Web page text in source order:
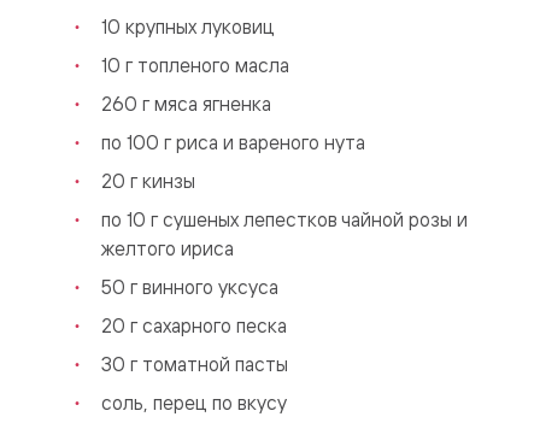
10 крупных луковиц
10 г топленого масла
260 г мяса ягненка
по 100 г риса и вареного нута
20 г кинзы
по 10 г сушеных лепестков чайной розы и
желтого ириса
50 г винного уксуса
20 г сахарного песка
30 г томатной пасты
соль, перец по вкусу